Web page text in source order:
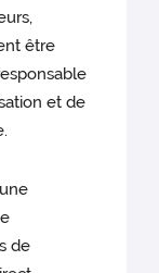
être
et de
de